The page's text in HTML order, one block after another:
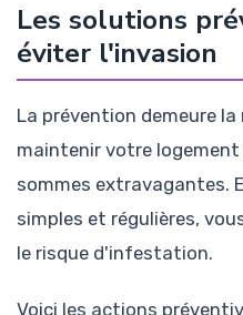
Les solutions
éviter l'invasion
La prévention demeure
maintenir votre
sommes extravagantes.
simples et régulières,
le risque d'infestation.
Voici les actions